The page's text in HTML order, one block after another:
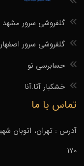
گلفروشی سرور مشهد
گلفروشی سرور
حسابرسی نو
خشکبار آتا.آنا
تماس با ما
170